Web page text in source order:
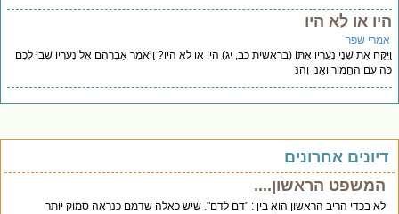
או לא היו
שפר
אֶת שְׁנֵי נְעָרָיו אִתּוֹ (בראשית כב, יג) היו או לא היו? וַיֹּאמֶר אַבְרָהָם אֶל נְעָרָיו שְׁבוּ לָכֶם
עִם הַחֲמוֹר וַאֲנִי וְהַנַּ
אחרונים
המשפט הראשון....
לא בכדי הריב הראשון הוא בין : "דם לדם". שיש כאלה שדמם כנראה סמוק יותר